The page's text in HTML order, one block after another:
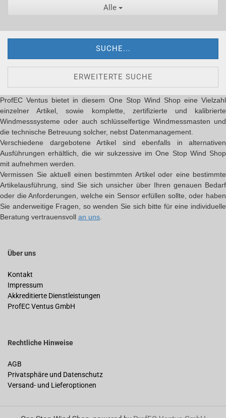
Alle
SUCHE...
ERWEITERTE SUCHE
ProfEC Ventus bietet in diesem One Stop Wind Shop eine Vielzahl
einzelner Artikel, sowie komplette, zertifizierte und kalibrierte
Windmesssysteme oder auch schlüsselfertige Windmessmasten und
die technische Betreuung solcher, nebst Datenmanagement.
Verschiedene dargebotene Artikel sind ebenfalls in alternativen
Ausführungen erhältlich, die wir sukzessive im One Stop Wind Shop
mit aufnehmen werden.
Vermissen Sie aktuell einen bestimmten Artikel oder eine bestimmte
Artikelausführung, sind Sie sich unsicher über Ihren genauen Bedarf
oder die Anforderungen, welche ein Sensor erfüllen sollte, oder haben
Sie anderweitige Fragen, so wenden Sie sich bitte für eine individuelle
Beratung vertrauensvoll an uns
Über uns
Kontakt
Impressum
Akkreditierte Dienstleistungen
ProfEC Ventus GmbH
Rechtliche Hinweise
AGB
Privatsphäre und Datenschutz
Versand- und Lieferoptionen